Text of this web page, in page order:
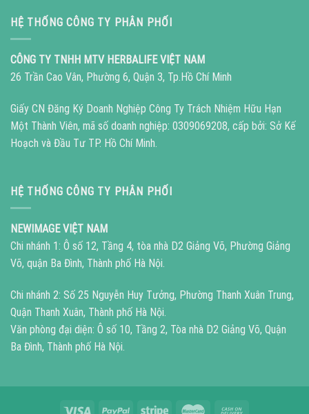
HỆ THỐNG CÔNG TY PHÂN PHỐI
CÔNG TY TNHH MTV HERBALIFE VIỆT NAM
26 Trần Cao Vân, Phường 6, Quận 3, Tp.Hồ Chí Minh
Giấy CN Đăng Ký Doanh Nghiệp Công Ty Trách Nhiệm Hữu Hạn
Một Thành Viên, mã số doanh nghiệp: 0309069208, cấp bởi: Sở Kế
Hoạch và Đầu Tư TP. Hồ Chí Minh.
HỆ THỐNG CÔNG TY PHÂN PHỐI
NEWIMAGE VIỆT NAM
Chi nhánh 1: Ô số 12, Tầng 4, tòa nhà D2 Giảng Võ, Phường Giảng
Võ, quận Ba Đình, Thành phố Hà Nội.
Chi nhánh 2: Số 25 Nguyễn Huy Tưởng, Phường Thanh Xuân Trung,
Quận Thanh Xuân, Thành phố Hà Nội.
Văn phòng đại diện: Ô số 10, Tầng 2, Tòa nhà D2 Giảng Võ, Quận
Ba Đình, Thành phố Hà Nội.